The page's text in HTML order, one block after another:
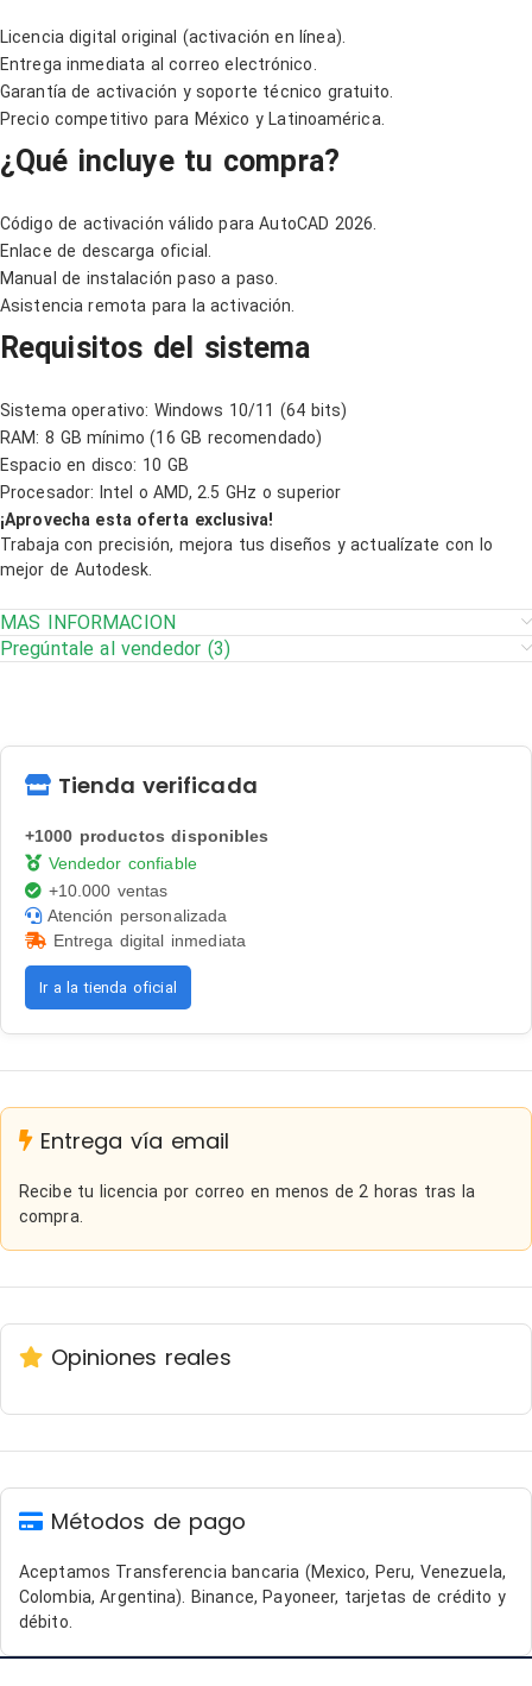
Licencia digital original (activación en línea).
Entrega inmediata al correo electrónico.
Garantía de activación y soporte técnico gratuito.
Precio competitivo para México y Latinoamérica.
¿Qué incluye tu compra?
Código de activación válido para AutoCAD 2026.
Enlace de descarga oficial.
Manual de instalación paso a paso.
Asistencia remota para la activación.
Requisitos del sistema
Sistema operativo: Windows 10/11 (64 bits)
RAM: 8 GB mínimo (16 GB recomendado)
Espacio en disco: 10 GB
Procesador: Intel o AMD, 2.5 GHz o superior
¡Aprovecha esta oferta exclusiva!
Trabaja con precisión, mejora tus diseños y actualízate con lo
mejor de Autodesk.
MAS INFORMACION
Pregúntale al vendedor (3)
Tienda verificada
+1000 productos disponibles
Vendedor confiable
+10.000 ventas
Atención personalizada
Entrega digital inmediata
Ir a la tienda oficial
Entrega vía email
Recibe tu licencia por correo en menos de 2 horas tras la
compra.
Opiniones reales
Métodos de pago
Aceptamos Transferencia bancaria (Mexico, Peru, Venezuela,
Colombia, Argentina). Binance, Payoneer, tarjetas de crédito y
débito.